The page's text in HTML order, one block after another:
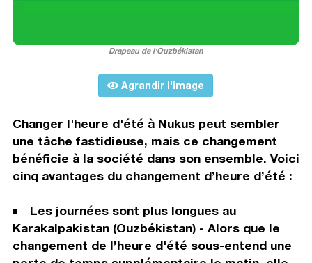
Drapeau de l'Ouzbékistan
Agrandir l'image
Changer l'heure d'été à Nukus peut sembler
une tâche fastidieuse, mais ce changement
bénéficie à la société dans son ensemble. Voici
cinq avantages du changement d’heure d’été :
Les journées sont plus longues au
Karakalpakistan (Ouzbékistan) - Alors que le
changement de l’heure d'été sous-entend une